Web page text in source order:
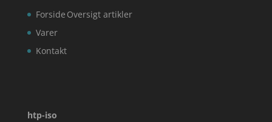
Forside
Varer
Kontakt
Oversigt artikler
htp-iso